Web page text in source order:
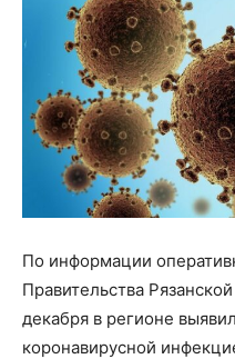
По информации
Правительства
декабря в регионе
коронавирусной